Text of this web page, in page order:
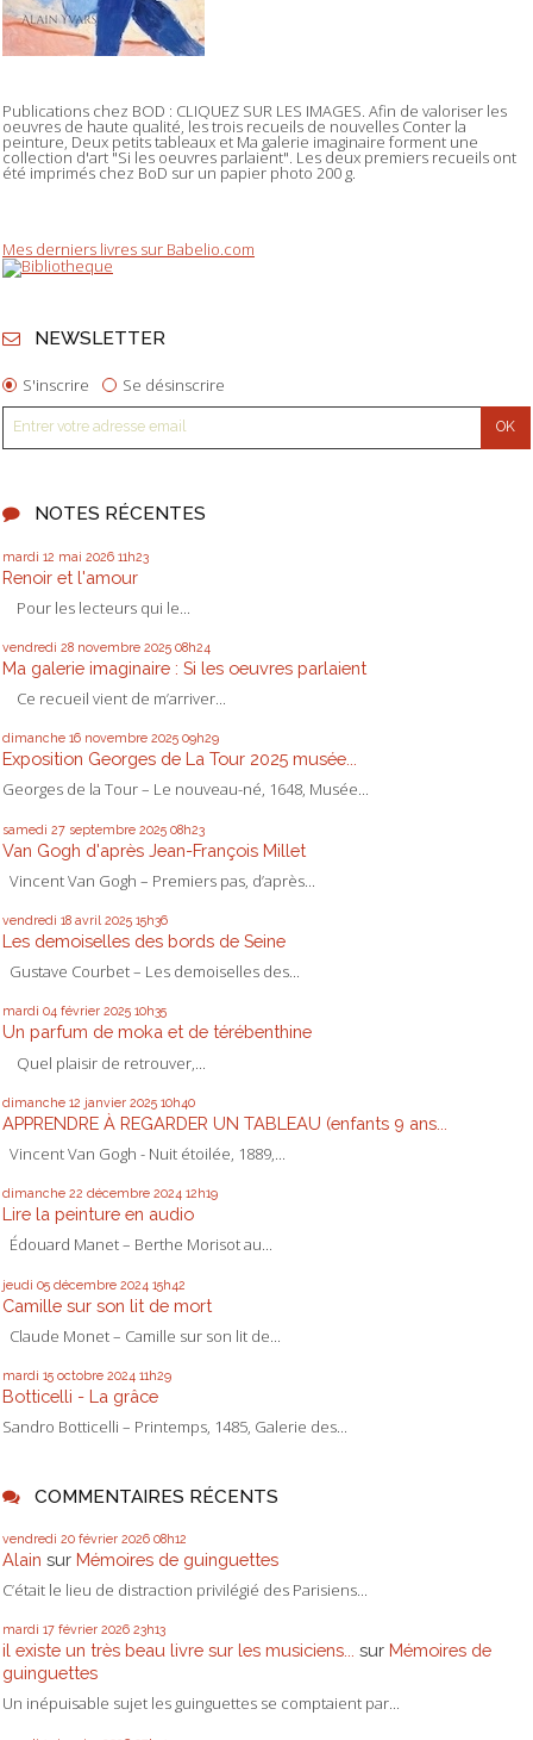
Publications chez BOD : CLIQUEZ SUR LES IMAGES. Afin de valoriser les
oeuvres de haute qualité, les trois recueils de nouvelles Conter la
peinture, Deux petits tableaux et Ma galerie imaginaire forment une
collection d'art "Si les oeuvres parlaient". Les deux premiers recueils ont
été imprimés chez BoD sur un papier photo 200 g.
Mes derniers livres sur Babelio.com
NEWSLETTER
S'inscrire Se désinscrire
NOTES RÉCENTES
mardi 12 mai 2026 11h23
Renoir et l'amour
Pour les lecteurs qui le...
vendredi 28 novembre 2025 08h24
Ma galerie imaginaire : Si les oeuvres parlaient
Ce recueil vient de m’arriver...
dimanche 16 novembre 2025 09h29
Exposition Georges de La Tour 2025 musée...
Georges de la Tour – Le nouveau-né, 1648, Musée...
samedi 27 septembre 2025 08h23
Van Gogh d'après Jean-François Millet
Vincent Van Gogh – Premiers pas, d’après...
vendredi 18 avril 2025 15h36
Les demoiselles des bords de Seine
Gustave Courbet – Les demoiselles des...
mardi 04 février 2025 10h35
Un parfum de moka et de térébenthine
Quel plaisir de retrouver,...
dimanche 12 janvier 2025 10h40
APPRENDRE À REGARDER UN TABLEAU (enfants 9 ans...
Vincent Van Gogh - Nuit étoilée, 1889,...
dimanche 22 décembre 2024 12h19
Lire la peinture en audio
Édouard Manet – Berthe Morisot au...
jeudi 05 décembre 2024 15h42
Camille sur son lit de mort
Claude Monet – Camille sur son lit de...
mardi 15 octobre 2024 11h29
Botticelli - La grâce
Sandro Botticelli – Printemps, 1485, Galerie des...
COMMENTAIRES RÉCENTS
vendredi 20 février 2026 08h12
Alain sur Mémoires de guinguettes
C’était le lieu de distraction privilégié des Parisiens...
mardi 17 février 2026 23h13
il existe un très beau livre sur les musiciens... sur Mémoires de
guinguettes
Un inépuisable sujet les guinguettes se comptaient par...